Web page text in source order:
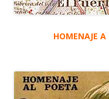
HOMENAJE